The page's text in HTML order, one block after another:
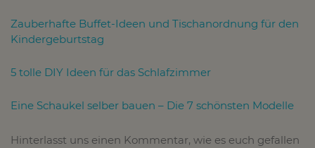
Zauberhafte Buffet-Ideen und Tischanordnung für den
Kindergeburtstag
5 tolle DIY Ideen für das Schlafzimmer
Eine Schaukel selber bauen – Die 7 schönsten Modelle
Hinterlasst uns einen Kommentar, wie es euch gefallen